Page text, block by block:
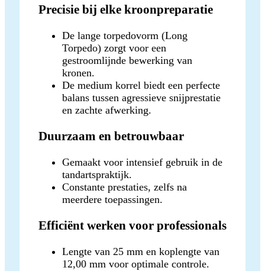
Precisie bij elke kroonpreparatie
De lange torpedovorm (Long
Torpedo) zorgt voor een
gestroomlijnde bewerking van
kronen.
De medium korrel biedt een perfecte
balans tussen agressieve snijprestatie
en zachte afwerking.
Duurzaam en betrouwbaar
Gemaakt voor intensief gebruik in de
tandartspraktijk.
Constante prestaties, zelfs na
meerdere toepassingen.
Efficiënt werken voor professionals
Lengte van 25 mm en koplengte van
12,00 mm voor optimale controle.